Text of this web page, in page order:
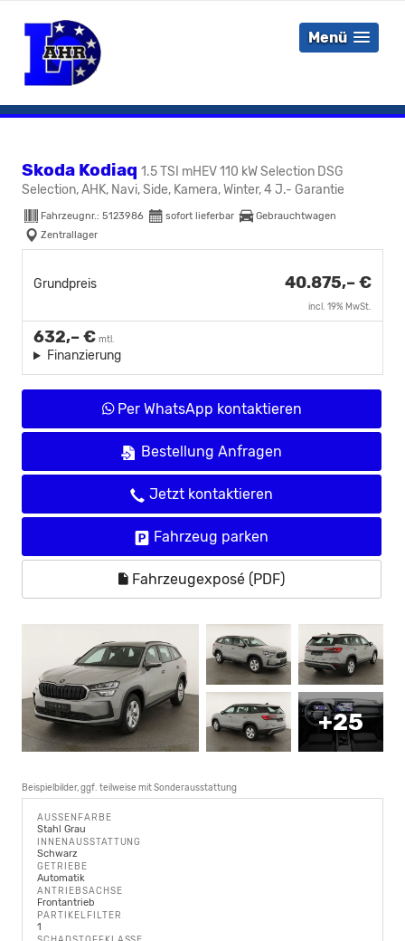
Menü
Skoda Kodiaq 1.5 TSI mHEV 110 kW Selection DSG
Selection, AHK, Navi, Side, Kamera, Winter, 4 J.- Garantie
Fahrzeugnr.: 5123986 sofort lieferbar
Gebrauchtwagen
Zentrallager
Grundpreis 40.875,– €
incl. 19% MwSt.
632,– € mtl.
Finanzierung
Per WhatsApp kontaktieren
Bestellung Anfragen
Jetzt kontaktieren
Fahrzeug parken
Fahrzeugexposé (PDF)
+25
Beispielbilder, ggf. teilweise mit Sonderausstattung
AUSSENFARBE
Stahl Grau
INNENAUSSTATTUNG
Schwarz
GETRIEBE
Automatik
ANTRIEBSACHSE
Frontantrieb
PARTIKELFILTER
1